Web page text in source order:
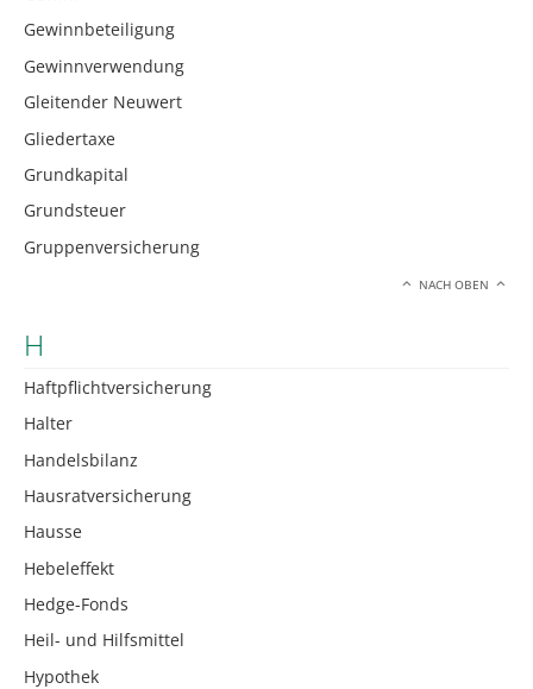
Gewinnbeteiligung
Gewinnverwendung
Gleitender Neuwert
Gliedertaxe
Grundkapital
Grundsteuer
Gruppenversicherung
NACH OBEN
H
Haftpflichtversicherung
Halter
Handelsbilanz
Hausratversicherung
Hausse
Hebeleffekt
Hedge-Fonds
Heil- und Hilfsmittel
Hypothek